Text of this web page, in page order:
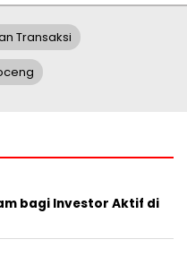
Transaksi
bagi Investor Aktif di